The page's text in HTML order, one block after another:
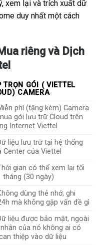
xem lại và trích xuất dữ
duy nhất một cách
riêng và Dịch
TRỌN GÓI ( VIETTEL
CAMERA
phí (tặng kèm) Camera
gói lưu trữ Cloud trên
Internet Viettel
liệu lưu trữ tại hệ thống
Center của Viettel
gian có thể xem lại tối
tháng (30 ngày)
dùng thẻ nhớ, ghi
mà không gặp vấn đề gì
liệu được bảo mật, ngoài
của nó không ai có
thiệp vào dữ liệu